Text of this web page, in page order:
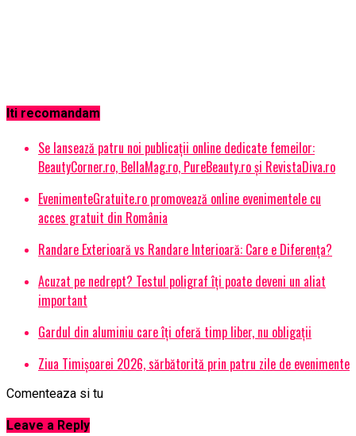
Iti recomandam
Se lansează patru noi publicații online dedicate femeilor:
BeautyCorner.ro, BellaMag.ro, PureBeauty.ro și RevistaDiva.ro
EvenimenteGratuite.ro promovează online evenimentele cu
acces gratuit din România
Randare Exterioară vs Randare Interioară: Care e Diferența?
Acuzat pe nedrept? Testul poligraf îţi poate deveni un aliat
important
Gardul din aluminiu care îți oferă timp liber, nu obligații
Ziua Timișoarei 2026, sărbătorită prin patru zile de evenimente
Comenteaza si tu
Leave a Reply